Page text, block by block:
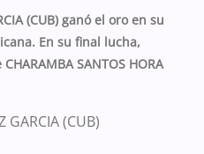
(CUB) ganó el oro en su
En su final lucha,
SANTOS HORA
GARCIA (CUB)